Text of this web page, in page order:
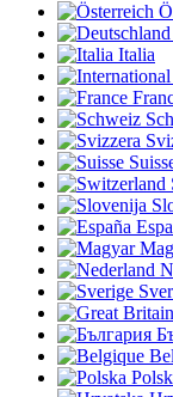
Italia